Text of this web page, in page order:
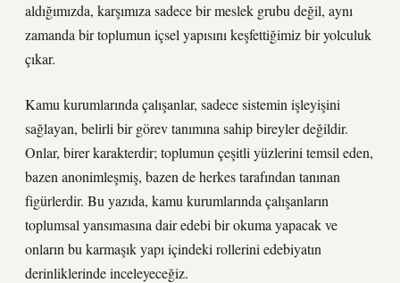
aldığımızda, karşımıza sadece bir meslek grubu değil, aynı
zamanda bir toplumun içsel yapısını keşfettiğimiz bir yolculuk
çıkar.
Kamu kurumlarında çalışanlar, sadece sistemin işleyişini
sağlayan, belirli bir görev tanımına sahip bireyler değildir.
Onlar, birer karakterdir; toplumun çeşitli yüzlerini temsil eden,
bazen anonimleşmiş, bazen de herkes tarafından tanınan
figürlerdir. Bu yazıda, kamu kurumlarında çalışanların
toplumsal yansımasına dair edebi bir okuma yapacak ve
onların bu karmaşık yapı içindeki rollerini edebiyatın
derinliklerinde inceleyeceğiz.